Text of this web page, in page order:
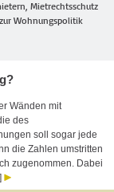
Mietrechtsschutz
Wohnungspolitik
Wänden mit
des
soll sogar jede
die Zahlen umstritten
zugenommen. Dabei